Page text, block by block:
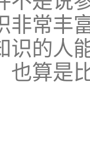
非常丰
识的人
也算是